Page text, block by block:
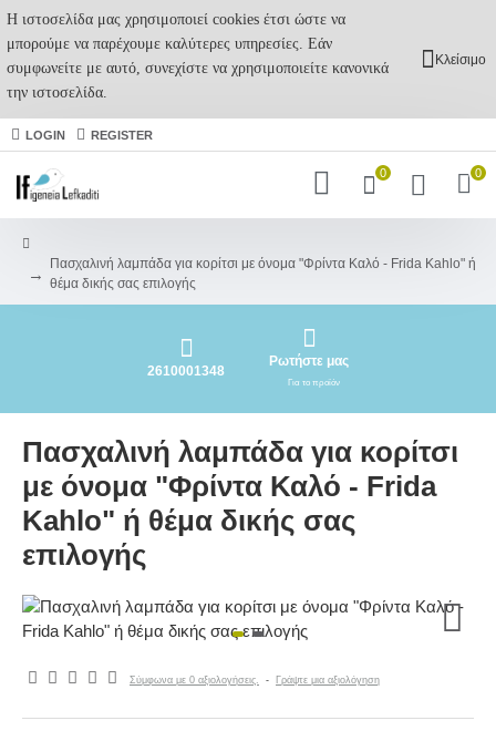
Η ιστοσελίδα μας χρησιμοποιεί cookies έτσι ώστε να
μπορούμε να παρέχουμε καλύτερες υπηρεσίες. Εάν
συμφωνείτε με αυτό, συνεχίστε να χρησιμοποιείτε κανονικά
την ιστοσελίδα.
Κλείσιμο
LOGIN REGISTER
0 0
Πασχαλινή λαμπάδα για κορίτσι με όνομα "Φρίντα Καλό - Frida Kahlo" ή
θέμα δικής σας επιλογής
2610001348
Ρωτήστε μας
Για το προϊόν
Πασχαλινή λαμπάδα για κορίτσι
με όνομα "Φρίντα Καλό - Frida
Kahlo" ή θέμα δικής σας
επιλογής
Σύμφωνα με 0 αξιολογήσεις. - Γράψτε μια αξιολόγηση